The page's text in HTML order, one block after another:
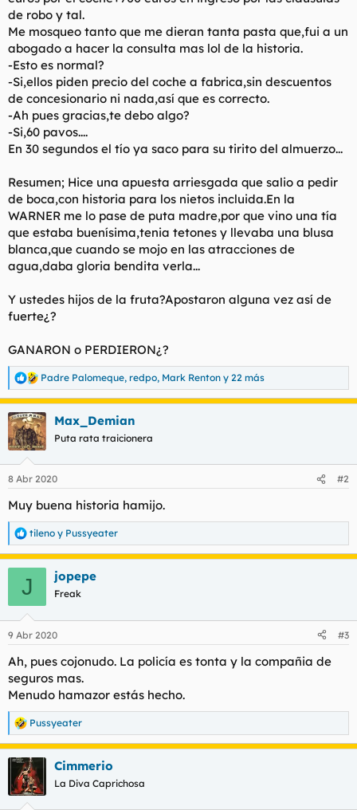
de robo y tal.
Me mosqueo tanto que me dieran tanta pasta que,fui a un
abogado a hacer la consulta mas lol de la historia.
-Esto es normal?
-Si,ellos piden precio del coche a fabrica,sin descuentos
de concesionario ni nada,así que es correcto.
-Ah pues gracias,te debo algo?
-Si,60 pavos....
En 30 segundos el tío ya saco para su tirito del almuerzo...
Resumen; Hice una apuesta arriesgada que salio a pedir
de boca,con historia para los nietos incluida.En la
WARNER me lo pase de puta madre,por que vino una tía
que estaba buenísima,tenia tetones y llevaba una blusa
blanca,que cuando se mojo en las atracciones de
agua,daba gloria bendita verla...
Y ustedes hijos de la fruta?Apostaron alguna vez así de
fuerte¿?
GANARON o PERDIERON¿?
R
e
a
c
c
i
e
:
Padre Palomeque, redpo, Mark Renton y 22 más
Max_Demian
Puta rata traicionera
8 Abr 2020 #2
Muy buena historia hamijo.
R
e
a
e
:
tileno y Pussyeater
J jopepe
Freak
9 Abr 2020 #3
Ah, pues cojonudo. La policía es tonta y la compañia de
seguros mas.
Menudo hamazor estás hecho.
R
e
a
c
c
i
Pussyeater
Cimmerio
La Diva Caprichosa